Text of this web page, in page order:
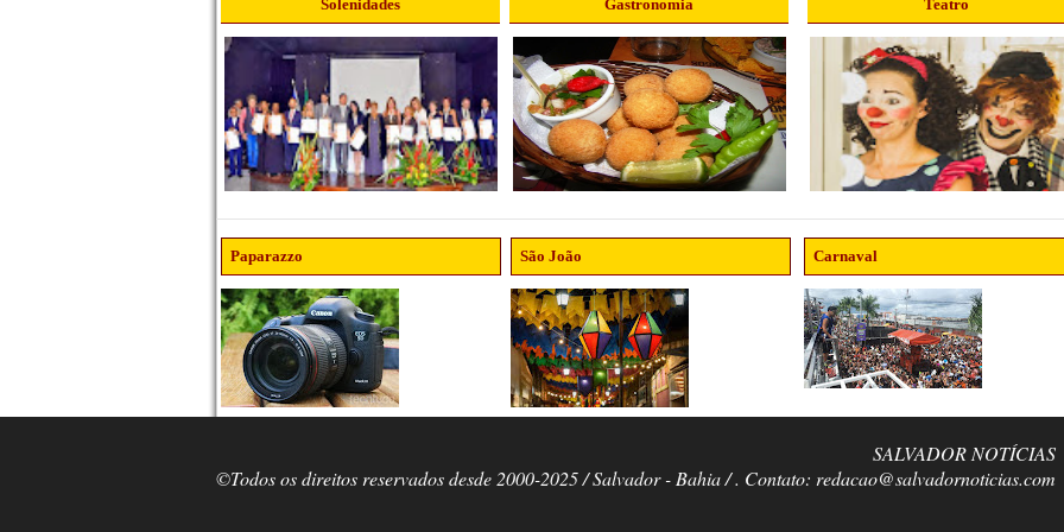
Solenidades Gastronomia Teatro
Paparazzo São João Carnaval
SALVADOR NOTÍCIAS
©Todos os direitos reservados desde 2000-2025 / Salvador - Bahia / . Contato: redacao@salvadornoticias.com